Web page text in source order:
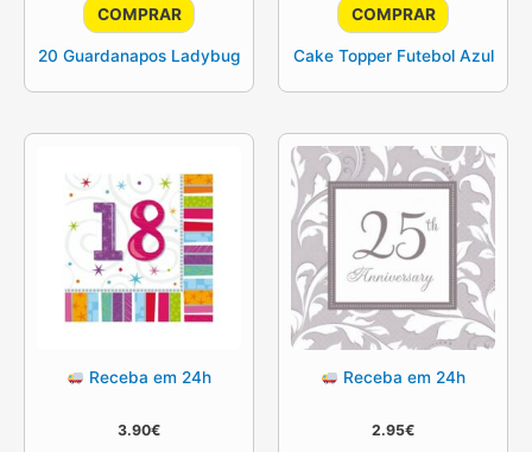
COMPRAR
20 Guardanapos Ladybug
COMPRAR
Cake Topper Futebol Azul
Receba em 24h
3.90€
Receba em 24h
2.95€